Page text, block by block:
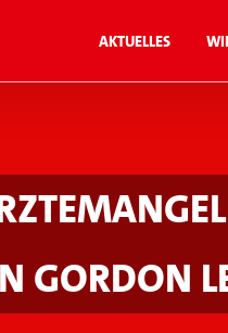
Aktuelles
Gordon